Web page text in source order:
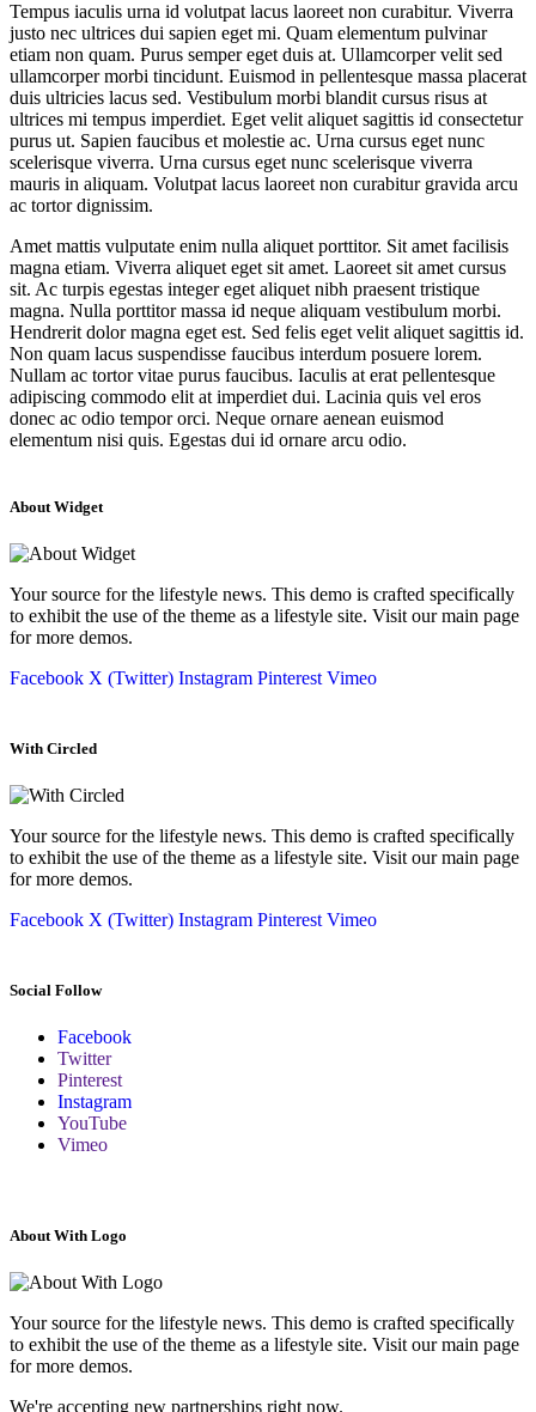
Tempus iaculis urna id volutpat lacus laoreet non curabitur. Viverra
justo nec ultrices dui sapien eget mi. Quam elementum pulvinar
etiam non quam. Purus semper eget duis at. Ullamcorper velit sed
ullamcorper morbi tincidunt. Euismod in pellentesque massa placerat
duis ultricies lacus sed. Vestibulum morbi blandit cursus risus at
ultrices mi tempus imperdiet. Eget velit aliquet sagittis id consectetur
purus ut. Sapien faucibus et molestie ac. Urna cursus eget nunc
scelerisque viverra. Urna cursus eget nunc scelerisque viverra
mauris in aliquam. Volutpat lacus laoreet non curabitur gravida arcu
ac tortor dignissim.
Amet mattis vulputate enim nulla aliquet porttitor. Sit amet facilisis
magna etiam. Viverra aliquet eget sit amet. Laoreet sit amet cursus
sit. Ac turpis egestas integer eget aliquet nibh praesent tristique
magna. Nulla porttitor massa id neque aliquam vestibulum morbi.
Hendrerit dolor magna eget est. Sed felis eget velit aliquet sagittis id.
Non quam lacus suspendisse faucibus interdum posuere lorem.
Nullam ac tortor vitae purus faucibus. Iaculis at erat pellentesque
adipiscing commodo elit at imperdiet dui. Lacinia quis vel eros
donec ac odio tempor orci. Neque ornare aenean euismod
elementum nisi quis. Egestas dui id ornare arcu odio.
About Widget
Your source for the lifestyle news. This demo is crafted specifically
to exhibit the use of the theme as a lifestyle site. Visit our main page
for more demos.
Facebook X (Twitter) Instagram Pinterest Vimeo
With Circled
Your source for the lifestyle news. This demo is crafted specifically
to exhibit the use of the theme as a lifestyle site. Visit our main page
for more demos.
Facebook X (Twitter) Instagram Pinterest Vimeo
Social Follow
Facebook
Twitter
Pinterest
Instagram
YouTube
Vimeo
About With Logo
Your source for the lifestyle news. This demo is crafted specifically
to exhibit the use of the theme as a lifestyle site. Visit our main page
for more demos.
We're accepting new partnerships right now.